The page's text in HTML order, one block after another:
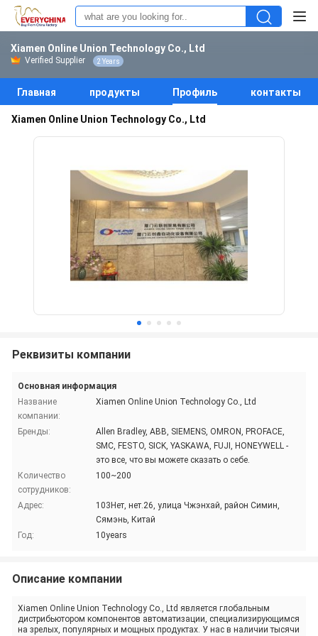
Xiamen Online Union Technology Co., Ltd
Verified Supplier 2 Years
Главная продукты Профиль контакты
Xiamen Online Union Technology Co., Ltd
Реквизиты компании
Основная информация
Название
компании:
Xiamen Online Union Technology Co., Ltd
Бренды:
Allen Bradley, ABB, SIEMENS, OMRON, PROFACE,
SMC, FESTO, SICK, YASKAWA, FUJI, HONEYWELL -
это все, что вы можете сказать о себе.
Количество
сотрудников:
100~200
Адрес:
103Нет, нет.26, улица Чжэнхай, район Симин,
Сямэнь, Китай
Год:
10years
Описание компании
Xiamen Online Union Technology Co., Ltd является глобальным
дистрибьютором компонентов автоматизации, специализирующимся
на зрелых, популярных и мощных продуктах. У нас в наличии тысячи